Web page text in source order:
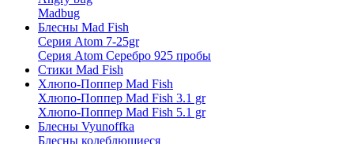
Madbug
Блесны Mad Fish
Серия Atom 7-25gr
Серия Atom Серебро 925 пробы
Стики Mad Fish
Хлюпо-Поппер Mad Fish
Хлюпо-Поппер Mad Fish 3.1 gr
Хлюпо-Поппер Mad Fish 5.1 gr
Блесны Vyunoffka
Блесны колеблющиеся